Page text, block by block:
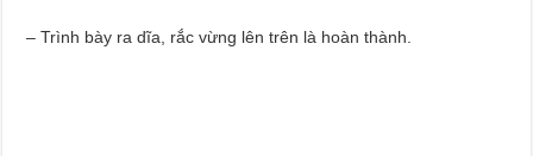
– Trình bày ra dĩa, rắc vừng lên trên là hoàn thành.